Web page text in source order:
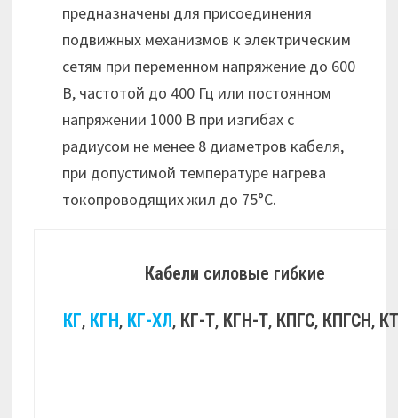
предназначены для присоединения
подвижных механизмов к электрическим
сетям при переменном напряжение до 600
В, частотой до 400 Гц или постоянном
напряжении 1000 В при изгибах с
радиусом не менее 8 диаметров кабеля,
при допустимой температуре нагрева
токопроводящих жил до 75°С.
Кабели силовые гибкие
КГ, КГН, КГ-ХЛ, КГ-Т, КГН-Т, КПГС, КПГСН,